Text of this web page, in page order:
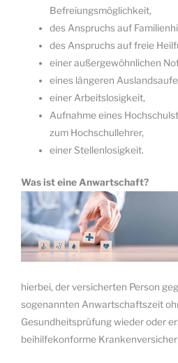
Befreiungsmöglichkeit,
des Anspruchs auf
des Anspruchs auf freie
einer außergewöhnlichen
eines längeren
einer Arbeitslosigkeit,
Aufnahme eines
zum Hochschullehrer,
einer Stellenlosigkeit.
Was ist eine Anwartschaft?
hierbei, der versicherten Person
sogenannten Anwartschaftszeit
Gesundheitsprüfung wieder oder
beihilfekonforme